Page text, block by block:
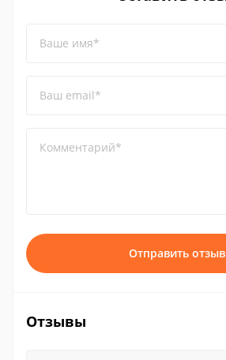
Ваше имя*
Ваш email*
Комментарий*
Отправить отзыв
Отзывы